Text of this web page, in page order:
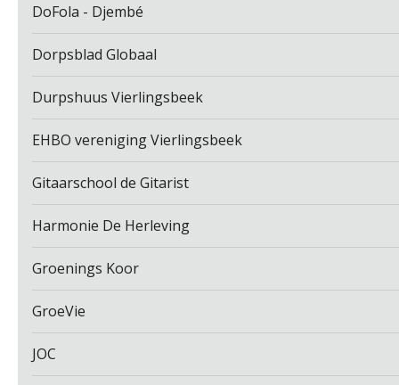
DoFola - Djembé
Dorpsblad Globaal
Durpshuus Vierlingsbeek
EHBO vereniging Vierlingsbeek
Gitaarschool de Gitarist
Harmonie De Herleving
Groenings Koor
GroeVie
JOC